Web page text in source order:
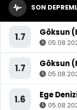
SON
1.7 Göksun
1.7 Göksun
1.6 Ege